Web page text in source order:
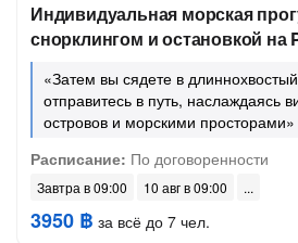
Индивидуальная морская
снорклингом и остановкой на
«Затем вы сядете в длиннохвостый
отправитесь в путь, наслаждаясь
островов и морскими просторами»
Расписание: По договоренности
Завтра в 09:00 10 авг в 09:00
3950 ฿ за всё до 7 чел.